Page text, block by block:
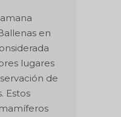
en
lugares
de
Estos